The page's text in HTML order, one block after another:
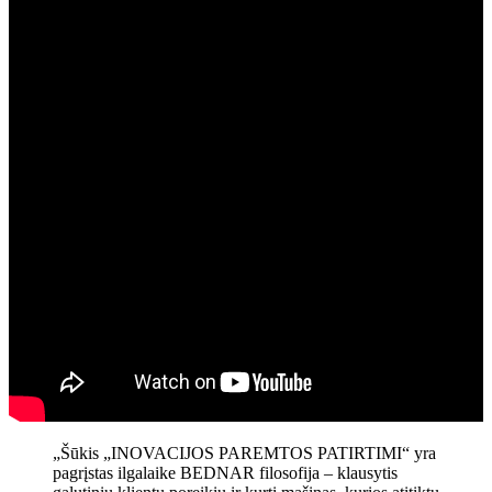
„Šūkis „INOVACIJOS PAREMTOS PATIRTIMI“ yra
pagrįstas ilgalaike BEDNAR filosofija – klausytis